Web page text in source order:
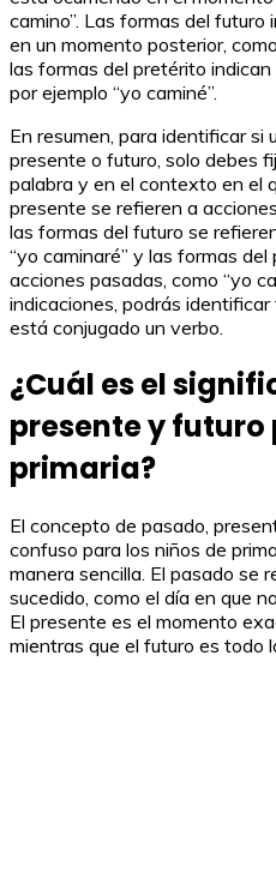
camino”. Las formas del futuro
en un momento posterior,
las formas del pretérito
por ejemplo “yo caminé”.
En resumen, para identificar si
presente o futuro, solo debes
palabra y en el contexto en el
presente se refieren a
las formas del futuro se
“yo caminaré” y las formas
acciones pasadas, como “yo
indicaciones, podrás
está conjugado un verbo.
¿Cuál es el
presente y futuro
primaria?
El concepto de pasado,
confuso para los niños de
manera sencilla. El pasado se
sucedido, como el día en que
El presente es el momento
mientras que el futuro es todo